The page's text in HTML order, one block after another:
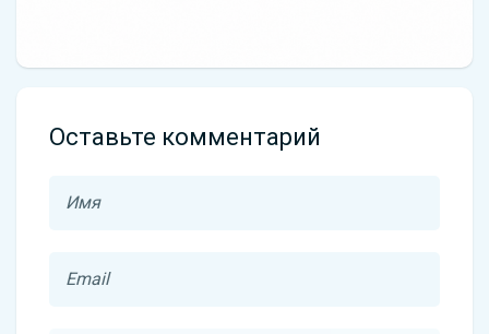
Оставьте комментарий